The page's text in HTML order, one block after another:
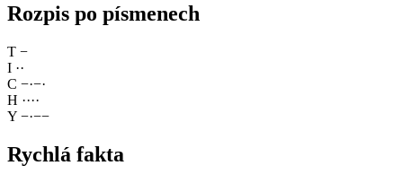
Rozpis po písmenech
T −
I ··
C −·−·
H ····
Y −·−−
Rychlá fakta